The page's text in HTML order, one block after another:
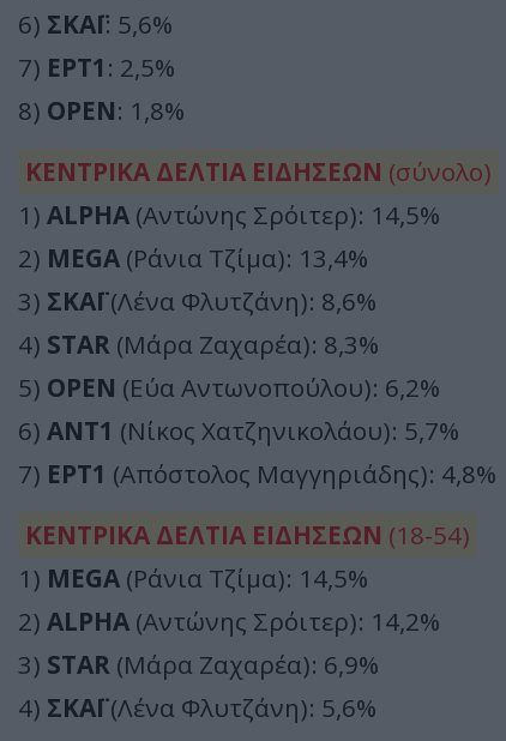
6) ΣΚΑΪ: 5,6%
7) ΕΡΤ1 : 2,5%
8) OPEN: 1,8%
ΚΕΝΤΡΙΚΑ ΔΕΛΤΙΑ ΕΙΔΗΣΕΩΝ (σύνολο)
1) ALPHA (Αντώνης Σρόιτερ): 14,5%
2) MEGA (Ράνια Τζίμα): 13,4%
3) ΣΚΑΪ(Λένα Φλυτζάνη): 8,6%
4) STAR (Μάρα Ζαχαρέα): 8,3%
5) OPEN (Εύα Αντωνοπούλου): 6,2%
6) ΑΝΤ1 (Νίκος Χατζηνικολάου): 5,7%
7) ΕΡΤ1 (Απόστολος Μαγγηριάδης): 4,8%
ΚΕΝΤΡΙΚΑ ΔΕΛΤΙΑ ΕΙΔΗΣΕΩΝ (18-54)
1) MEGA (Ράνια Τζίμα): 14,5%
2) ALPHA (Αντώνης Σρόιτερ): 14,2%
3) STAR (Μάρα Ζαχαρέα): 6,9%
4) ΣΚΑΪ(Λένα Φλυτζάνη): 5,6%